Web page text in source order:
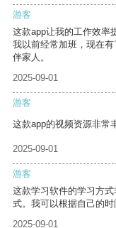
游客
这款app让我的工作效率
我以前经常加班，现在
伴家人。
2025-09-01
游客
这款app的视频资源非常
2025-09-01
游客
这款学习软件的学习方
式。我可以根据自己的时
2025-09-01